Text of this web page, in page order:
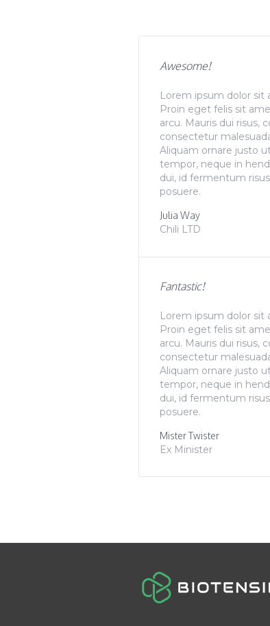
Awesome!
Lorem ipsum dolor sit
Proin eget felis sit
arcu. Mauris dui risus,
consectetur
Aliquam ornare justo
tempor, neque in
dui, id fermentum
posuere.
Julia Way
Chili LTD
Fantastic!
Lorem ipsum dolor sit
Proin eget felis sit
arcu. Mauris dui risus,
consectetur
Aliquam ornare justo
tempor, neque in
dui, id fermentum
posuere.
Mister Twister
Ex Minister